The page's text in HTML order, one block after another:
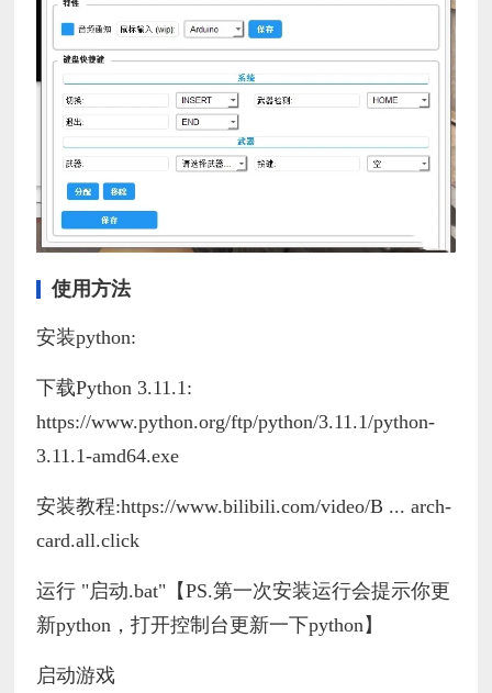
使用方法
安装python:
下载Python 3.11.1:
https://www.python.org/ftp/python/3.11.1/python-
3.11.1-amd64.exe
安装教程:https://www.bilibili.com/video/B ... arch-
card.all.click
运行 "启动.bat"【PS.第一次安装运行会提示你更
新python，打开控制台更新一下python】
启动游戏